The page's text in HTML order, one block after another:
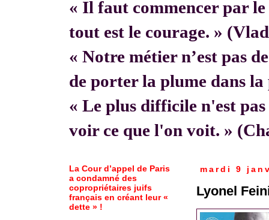
« Il faut commencer par le
tout est le courage. »
« Notre métier n’est pas
de porter la plume dans
« Le plus difficile n'est
voir ce que l'on voit. »
mardi 9
Lyonel
La Cour d’appel de Paris
a condamné des
copropriétaires juifs
français en créant leur «
dette » !